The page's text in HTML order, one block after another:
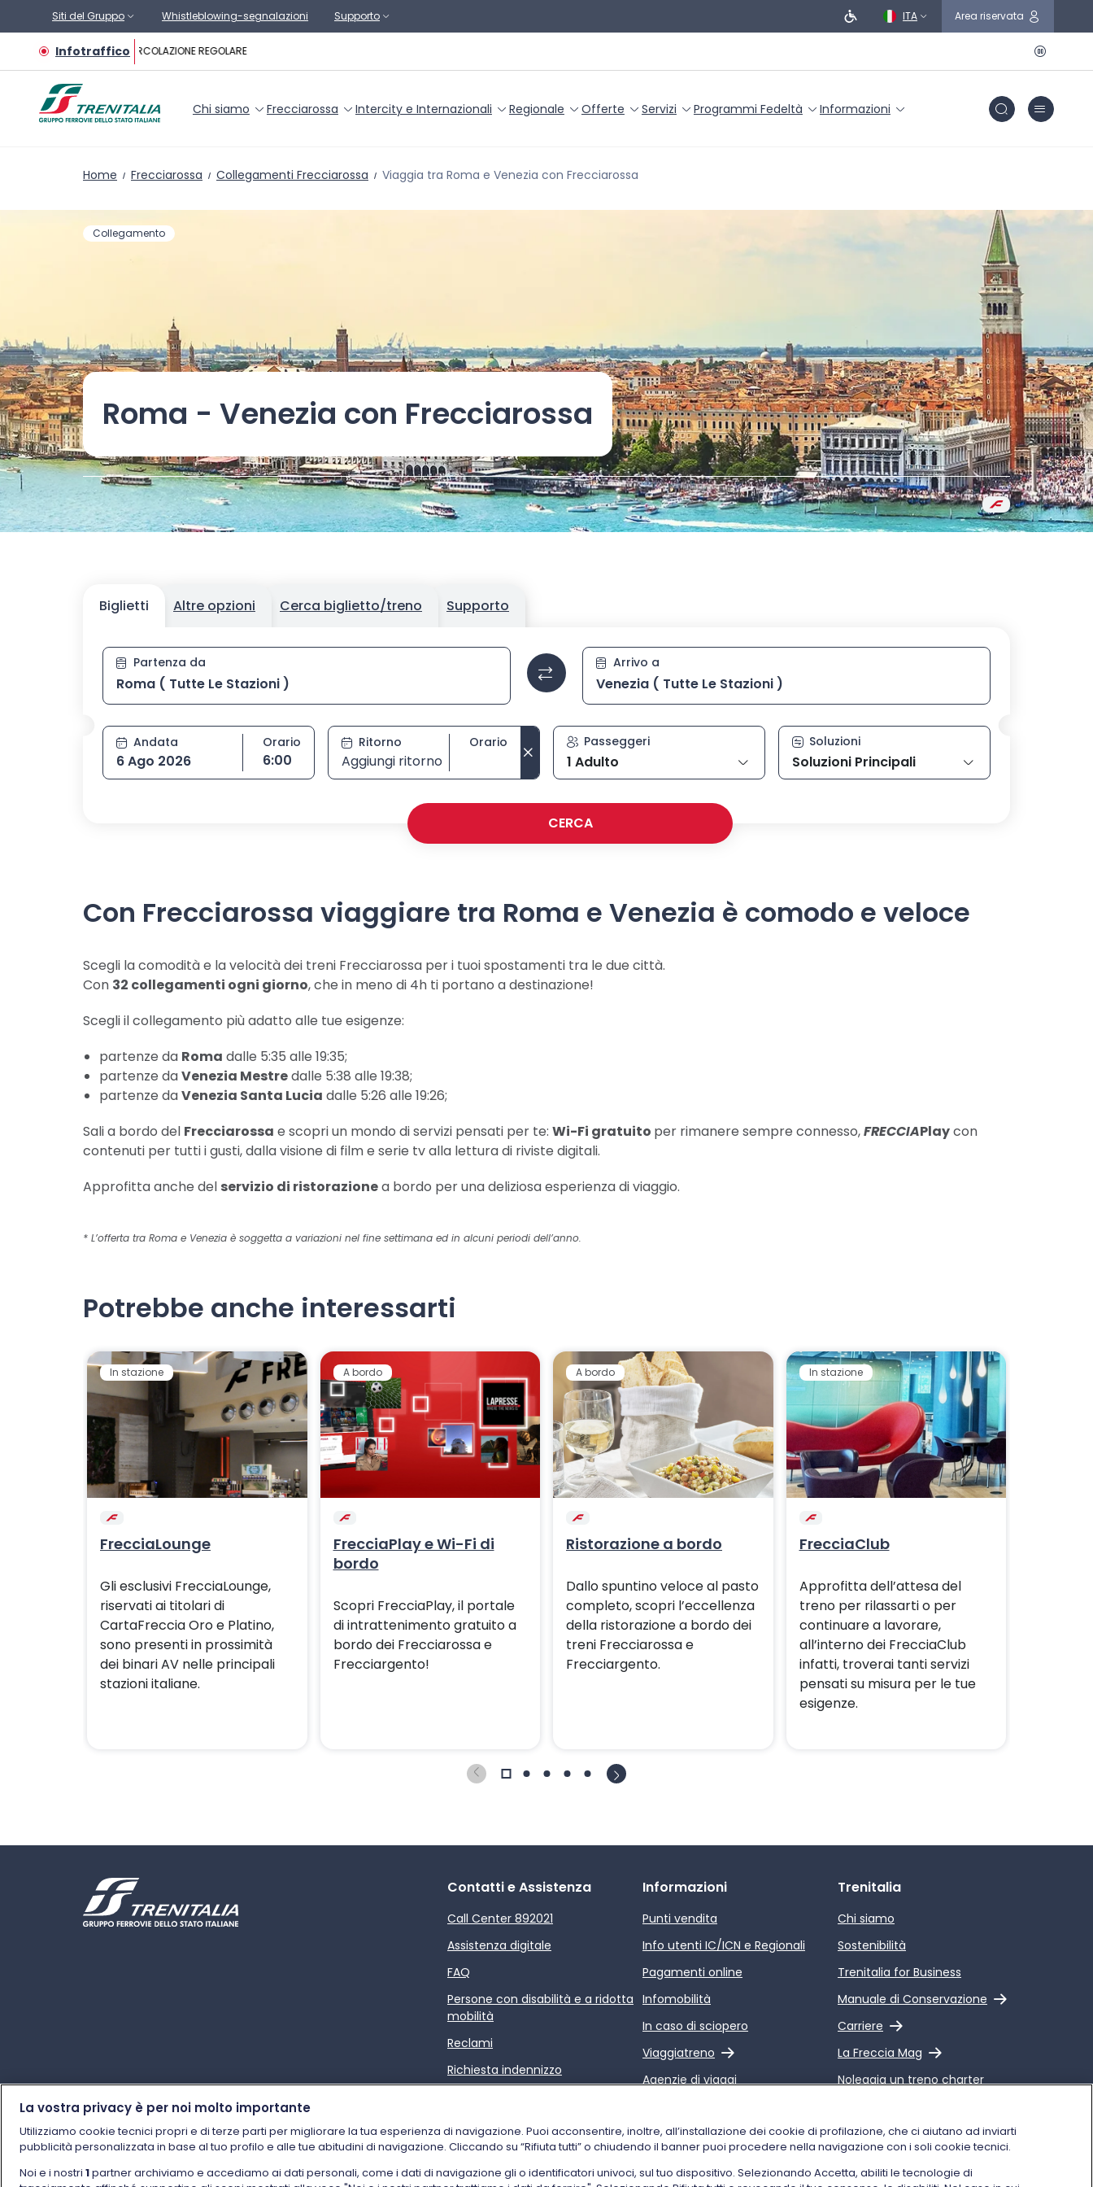
Vai al contenuto principale
Siti del Gruppo Whistleblowing-segnalazioni Supporto ITA Area riservata
InfotrafficoCIRCOLAZIONE REGOLARE
Chi siamo Frecciarossa Intercity e Internazionali Regionale Offerte Servizi Programmi Fedeltà Informazioni
Home Frecciarossa Collegamenti Frecciarossa Viaggia tra Roma e Venezia con Frecciarossa
Collegamento
Roma - Venezia con Frecciarossa
Biglietti Altre opzioni Cerca biglietto/treno Supporto
Partenza da Stazione di partenza, digita la stazione poi selezionala dall’elenco con i tasti frecce e conferma con invio
Arrivo a
Andata
6 Ago 2026
Orario
Seleziona orario
6:00
Ritorno
Aggiungi ritorno
Orario
Seleziona orario di ritorno
Passeggeri
1 Adulto
Soluzioni
Soluzioni Principali
CERCA
Con Frecciarossa viaggiare tra Roma e Venezia è comodo e veloce
Scegli la comodità e la velocità dei treni Frecciarossa per i tuoi spostamenti tra le due città.
Con 32 collegamenti ogni giorno, che in meno di 4h ti portano a destinazione!
Scegli il collegamento più adatto alle tue esigenze:
partenze da Roma dalle 5:35 alle 19:35;
partenze daVenezia Mestredalle 5:38 alle 19:38;
partenze daVenezia Santa Lucia dalle 5:26 alle 19:26;
Sali a bordo del Frecciarossa e scopri un mondo di servizi pensati per te: Wi-Fi gratuito per rimanere sempre connesso,FRECCIAPlaycon
contenuti per tutti i gusti, dalla visione di film e serie tv alla lettura di riviste digitali.
Approfitta anche del servizio di ristorazionea bordo per una deliziosa esperienza di viaggio.
* L’offerta tra Roma e Venezia è soggetta a variazioni nel fine settimana ed in alcuni periodi dell’anno.
Potrebbe anche interessarti
In stazione
FrecciaLounge
Gli esclusivi FrecciaLounge,
riservati ai titolari di
CartaFreccia Oro e Platino,
sono presenti in prossimità
dei binari AV nelle principali
stazioni italiane.
A bordo
FrecciaPlay e Wi-Fi di
bordo
Scopri FrecciaPlay, il portale
di intrattenimento gratuito a
bordo dei Frecciarossa e
Frecciargento!
A bordo
Ristorazione a bordo
Dallo spuntino veloce al pasto
completo, scopri l’eccellenza
della ristorazione a bordo dei
treni Frecciarossa e
Frecciargento.
In stazione
FrecciaClub
Approfitta dell’attesa del
treno per rilassarti o per
continuare a lavorare,
all’interno dei FrecciaClub
infatti, troverai tanti servizi
pensati su misura per le tue
esigenze.
Contatti e Assistenza
Call Center 892021
Assistenza digitale
FAQ
Persone con disabilità e a ridotta
mobilità
Reclami
Richiesta indennizzo
Condizioni di trasporto
Informazioni
Punti vendita
Info utenti IC/ICN e Regionali
Pagamenti online
Infomobilità
In caso di sciopero
Viaggiatreno
Link esterno
Agenzie di viaggi
servizi di Trenitalia
Trenitalia
Chi siamo
Sostenibilità
Trenitalia for Business
Manuale di Conservazione
Link esterno
Carriere
Link esterno
La Freccia Mag
Link esterno
Noleggia un treno charter
La vostra privacy è per noi molto importante
Utilizziamo cookie tecnici propri e di terze parti per migliorare la tua esperienza di navigazione. Puoi acconsentire, inoltre, all’installazione dei cookie di profilazione, che ci aiutano ad inviarti
pubblicità personalizzata in base al tuo profilo e alle tue abitudini di navigazione. Cliccando su “Rifiuta tutti” o chiudendo il banner puoi procedere nella navigazione con i soli cookie tecnici.
Noi e i nostri 1partner archiviamo e accediamo ai dati personali, come i dati di navigazione gli o identificatori univoci, sul tuo dispositivo. Selezionando Accetta, abiliti le tecnologie di